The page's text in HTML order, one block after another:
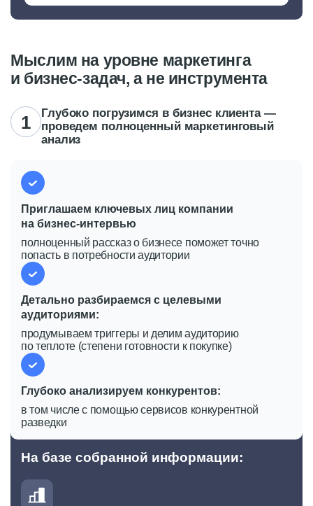
Мыслим на уровне маркетинга
и бизнес-задач, а не инструмента
Глубоко погрузимся в бизнес клиента —
проведем полноценный маркетинговый
анализ
Приглашаем ключевых лиц компании
на бизнес-интервью
полноценный рассказ о бизнесе поможет точно
попасть в потребности аудитории
Детально разбираемся с целевыми
аудиториями:
продумываем триггеры и делим аудиторию
по теплоте (степени готовности к покупке)
Глубоко анализируем конкурентов:
в том числе с помощью сервисов конкурентной
разведки
На базе собранной информации: